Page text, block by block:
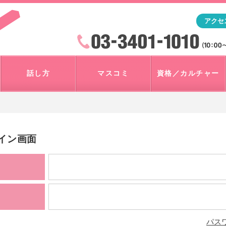
「アナウンサー・マスコミを目指すなら"アスク"」テレビ
アクセ
検索
話し方 マスコミ 資格／カルチャー
ン画面
パス